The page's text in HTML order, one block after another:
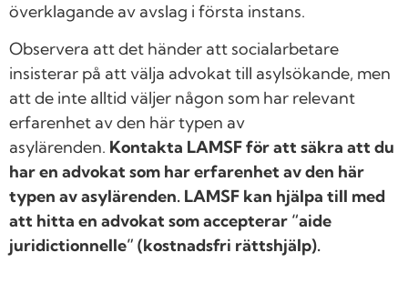
överklagande av avslag i första instans.
Observera att det händer att socialarbetare
insisterar på att välja advokat till asylsökande, men
att de inte alltid väljer någon som har relevant
erfarenhet av den här typen av
asylärenden. Kontakta LAMSF för att säkra att du
har en advokat som har erfarenhet av den här
typen av asylärenden. LAMSF kan hjälpa till med
att hitta en advokat som accepterar “aide
juridictionnelle” (kostnadsfri rättshjälp).